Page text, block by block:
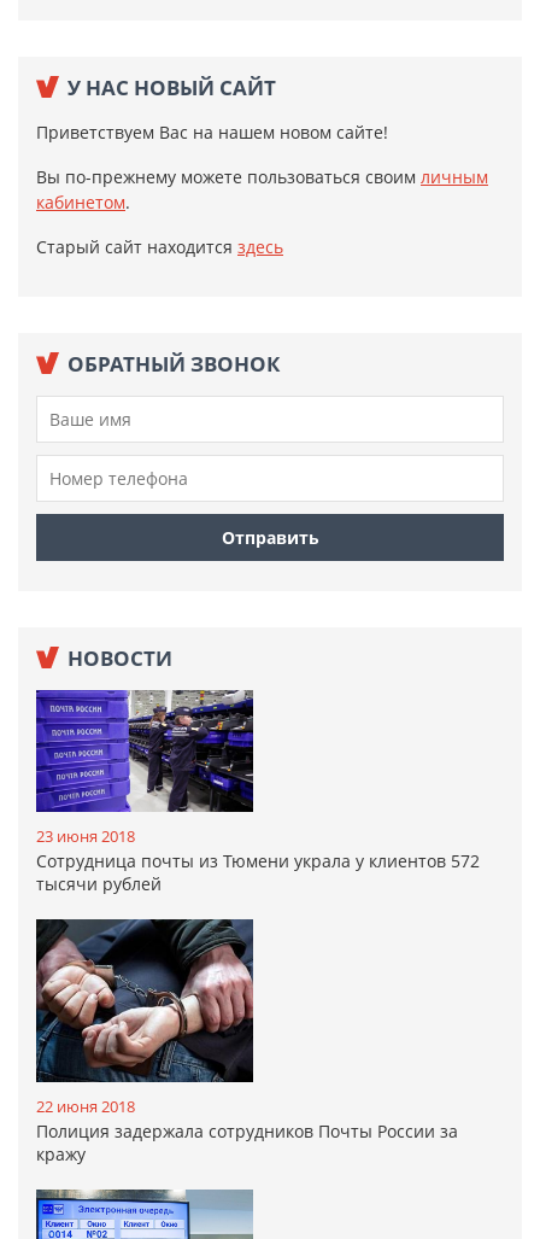
У НАС НОВЫЙ САЙТ
Приветствуем Вас на нашем новом сайте!
Вы по-прежнему можете пользоваться своим личным
кабинетом.
Старый сайт находится здесь
ОБРАТНЫЙ ЗВОНОК
НОВОСТИ
23 июня 2018
Сотрудница почты из Тюмени украла у клиентов 572
тысячи рублей
22 июня 2018
Полиция задержала сотрудников Почты России за
кражу